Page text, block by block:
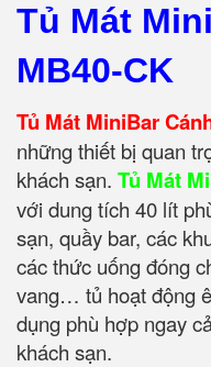
Tủ Mát
MB40-CK
Tủ Mát MiniBar
những thiết bị quan
khách sạn. Tủ Mát
với dung tích 40 lít
sạn, quầy bar, các
các thức uống đóng
vang… tủ hoạt động
dụng phù hợp ngay
khách sạn.